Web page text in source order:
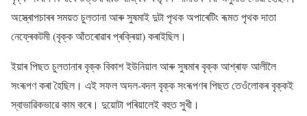
অস্ত্ৰোপচাৰৰ সময়ত চুলতানা আৰু সুষমাই দুটা পৃথক অপাৰেটিং ৰূমত পৃথক দাতা
নেফ্ৰেকটমী (বৃক্ক আঁতৰোৱাৰ প্ৰক্ৰিয়া) কৰাইছিল।
ইয়াৰ পিছত চুলতানাৰ বৃক্ক বিকাশ ইউনিয়াল আৰু সুষমাৰ বৃক্ক আশ্ৰাফ আলীলৈ
সংৰূপণ কৰা হৈছিল। এই সফল অদল-বদল বৃক্ক সংৰূপণৰ পিছত তেওঁলোকৰ বৃক্কই
স্বাভাৱিকভাৱে কাম কৰে। দুয়োটা পৰিয়ালেই বহুত সুখী।